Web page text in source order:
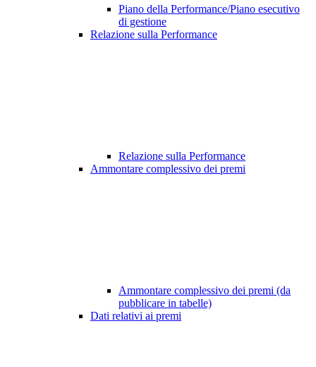
Piano della Performance/Piano esecutivo
di gestione
Relazione sulla Performance
Relazione sulla Performance
Ammontare complessivo dei premi
Ammontare complessivo dei premi (da
pubblicare in tabelle)
Dati relativi ai premi